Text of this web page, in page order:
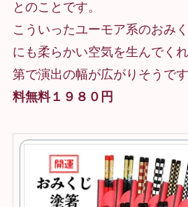
とのことです。
こういったユーモア系のおみ
にも柔らかい空気を生んでく
第で演出の幅が広がりそうで
料無料１９８０円